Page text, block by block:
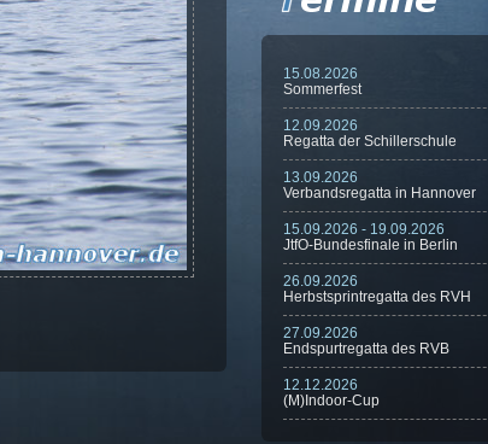
15.08.2026
Sommerfest
12.09.2026
Regatta der Schillerschule
13.09.2026
Verbandsregatta in Hannover
15.09.2026 - 19.09.2026
JtfO-Bundesfinale in Berlin
26.09.2026
Herbstsprintregatta des RVH
27.09.2026
Endspurtregatta des RVB
12.12.2026
(M)Indoor-Cup